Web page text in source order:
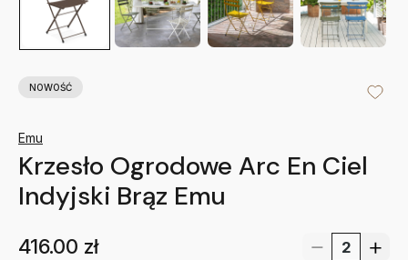
NOWOŚĆ
Emu
Krzesło Ogrodowe Arc En Ciel
Indyjski Brąz Emu
416.00 zł